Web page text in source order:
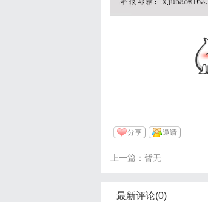
分享 邀请
上一篇：暂无
最新评论(0)